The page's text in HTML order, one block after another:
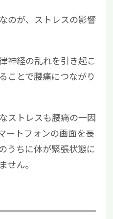
のが、ストレスの影響
神経の乱れを引き起こ
ことで腰痛につながり
ストレスも腰痛の一因
ートフォンの画面を長
うちに体が緊張状態に
せん。